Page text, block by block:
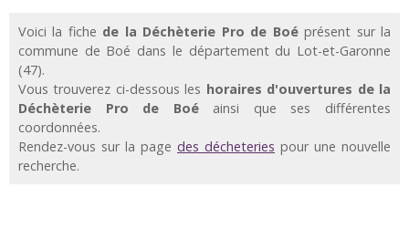
Voici la fiche de la Déchèterie Pro de Boéprésent sur la
commune de Boé dans le département du Lot-et-Garonne
(47).
Vous trouverez ci-dessous les horaires d'ouvertures de la
Déchèterie Pro de Boéainsi que ses différentes
coordonnées.
Rendez-vous sur la page des décheteries pour une nouvelle
recherche.